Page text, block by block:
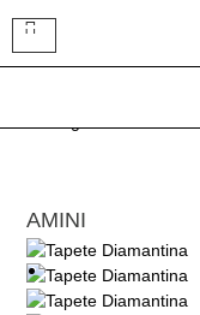
Toggle
AMINI